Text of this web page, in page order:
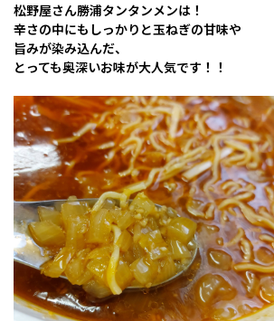
松野屋さん勝浦タンタンメンは！
辛さの中にもしっかりと玉ねぎの甘味や
旨みが染み込んだ、
とっても奥深いお味が大人気です！！